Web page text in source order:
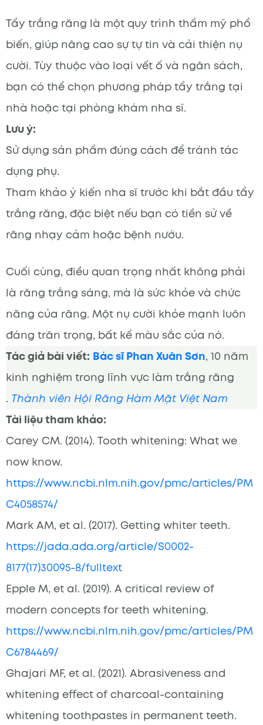
Tẩy trắng răng là một quy trình thẩm mỹ phổ
biến, giúp nâng cao sự tự tin và cải thiện nụ
cười. Tùy thuộc vào loại vết ố và ngân sách,
bạn có thể chọn phương pháp tẩy trắng tại
nhà hoặc tại phòng khám nha sĩ.
Lưu ý:
Sử dụng sản phẩm đúng cách để tránh tác
dụng phụ.
Tham khảo ý kiến nha sĩ trước khi bắt đầu tẩy
trắng răng, đặc biệt nếu bạn có tiền sử về
răng nhạy cảm hoặc bệnh nướu.
Cuối cùng, điều quan trọng nhất không phải
là răng trắng sáng, mà là sức khỏe và chức
năng của răng. Một nụ cười khỏe mạnh luôn
đáng trân trọng, bất kể màu sắc của nó.
Tác giả bài viết: Bác sĩ Phan Xuân Sơn, 10 năm
kinh nghiệm trong lĩnh vực làm trắng răng
. Thành viên Hội Răng Hàm Mặt Việt Nam
Tài liệu tham khảo:
Carey CM. (2014). Tooth whitening: What we
now know.
https://www.ncbi.nlm.nih.gov/pmc/articles/PM
C4058574/
Mark AM, et al. (2017). Getting whiter teeth.
https://jada.ada.org/article/S0002-
8177(17)30095-8/fulltext
Epple M, et al. (2019). A critical review of
modern concepts for teeth whitening.
https://www.ncbi.nlm.nih.gov/pmc/articles/PM
C6784469/
Ghajari MF, et al. (2021). Abrasiveness and
whitening effect of charcoal-containing
whitening toothpastes in permanent teeth.